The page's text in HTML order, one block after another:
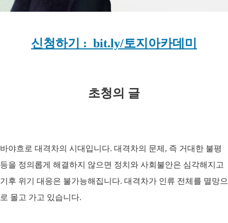
신청하기 : bit.ly/토지아카데미
초청의 글
바야흐로 대격차의 시대입니다. 대격차의 문제, 즉 거대한 불평
등을 정의롭게 해결하지 않으면 정치와 사회불안은 심각해지고
기후 위기 대응은 불가능해집니다. 대격차가 인류 전체를 멸망으
로 몰고 가고 있습니다.